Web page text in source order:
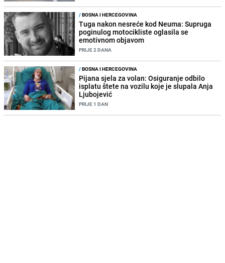
/BOSNA I HERCEGOVINA
Tuga nakon nesreće kod Neuma: Supruga
poginulog motocikliste oglasila se
emotivnom objavom
PRIJE 2 DANA
/BOSNA I HERCEGOVINA
Pijana sjela za volan: Osiguranje odbilo
isplatu štete na vozilu koje je slupala Anja
Ljubojević
PRIJE 1 DAN